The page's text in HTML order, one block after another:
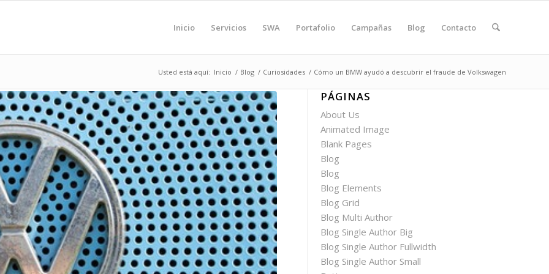
Inicio Servicios SWA Portafolio Campañas Blog Contacto
Usted está aquí: Inicio / Blog / Curiosidades / Cómo un BMW ayudó a descubrir el fraude de Volkswagen
PÁGINAS
About Us
Animated Image
Blank Pages
Blog
Blog
Blog Elements
Blog Grid
Blog Multi Author
Blog Single Author Big
Blog Single Author Fullwidth
Blog Single Author Small